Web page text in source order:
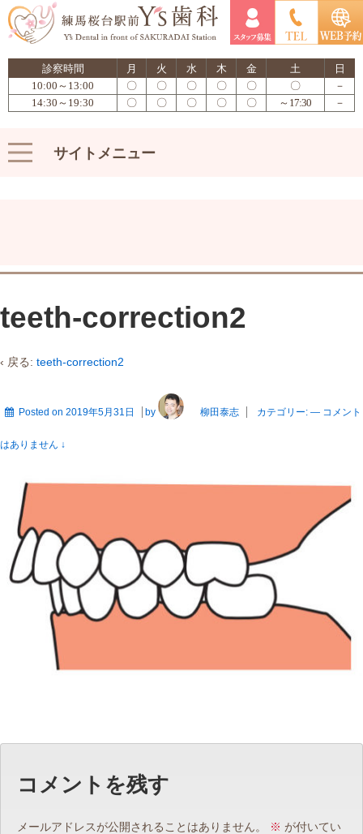
診察時間 月 火 水 木 金 土
日
10:00～13:00
〇 〇 〇 〇 〇 〇
－
14:30～19:30
〇 〇 〇 〇 〇 ～17:30 －
サイトメニュー
teeth-correction2
‹ 戻る: teeth-correction2
Posted on 2019年5月31日 by 柳田泰志 カテゴリー: — コメント
はありません ↓
コメントを残す
メールアドレスが公開されることはありません。 ※ が付いてい